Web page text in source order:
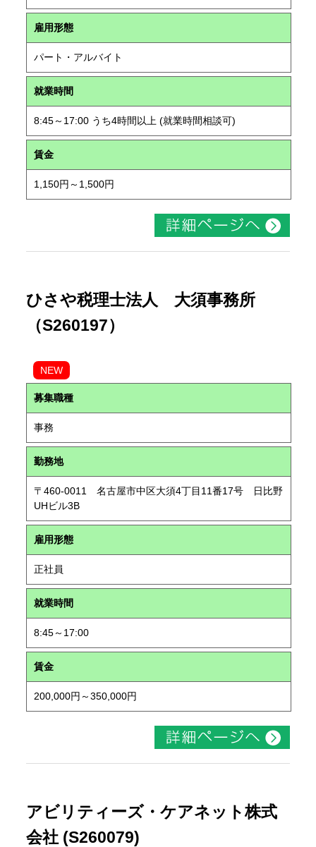
雇用形態
パート・アルバイト
就業時間
8:45～17:00 うち4時間以上 (就業時間相談可)
賃金
1,150円～1,500円
ひさや税理士法人 大須事務所
（S260197）
NEW
募集職種
事務
勤務地
〒460-0011 名古屋市中区大須4丁目11番17号 日比野
UHビル3B
雇用形態
正社員
就業時間
8:45～17:00
賃金
200,000円～350,000円
アビリティーズ・ケアネット株式
会社 (S260079)